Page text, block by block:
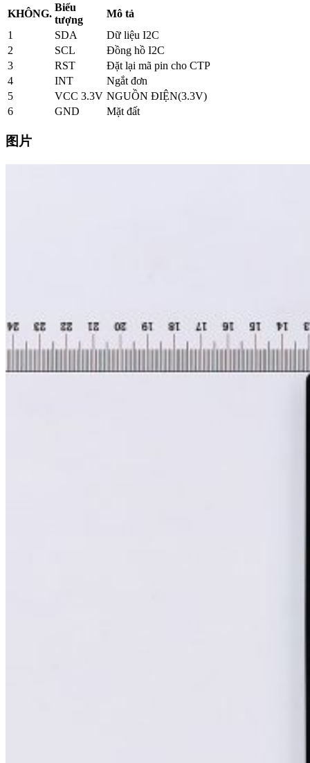
KHÔNG.
Biểu
tượng
Mô tả
1
SDA
Dữ liệu I2C
2
SCL
Đồng hồ I2C
3
RST
Đặt lại mã pin cho CTP
4
INT
Ngắt đơn
5
VCC 3.3V NGUỒN ĐIỆN(3.3V)
6
GND Mặt đất
图片